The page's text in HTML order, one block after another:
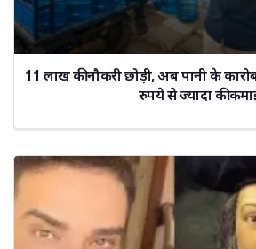
11 लाख की नौकरी छोड़ी, अब पानी के
रुपये से ज्यादा की